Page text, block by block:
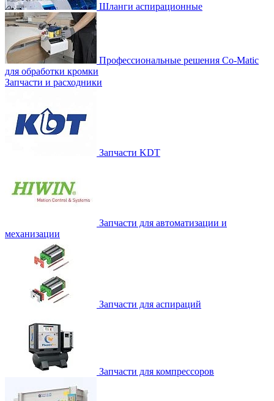
Шланги аспирационные
Профессиональные решения Co-Matic
для обработки кромки
Запчасти и расходники
Запчасти KDT
Запчасти для автоматизации и
механизации
Запчасти для аспираций
Запчасти для компрессоров